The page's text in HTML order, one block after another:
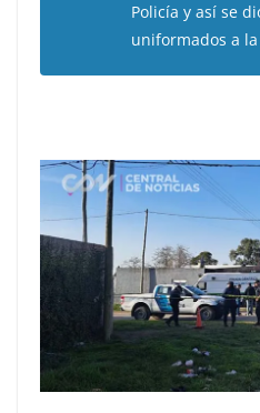
Policía y así se
uniformados a la